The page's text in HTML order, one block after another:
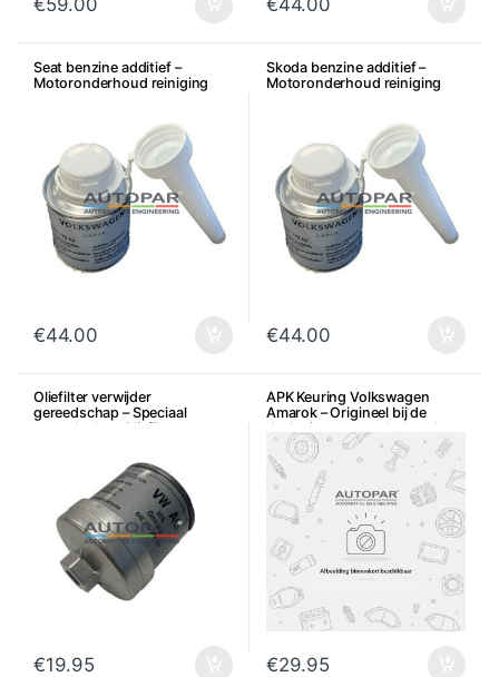
€59.00 €44.00
Seat benzine additief –
Motoronderhoud reiniging
€44.00
Skoda benzine additief –
Motoronderhoud reiniging
€44.00
Oliefilter verwijder
gereedschap – Speciaal
gereedschap Oliefilter
€19.95
APK Keuring Volkswagen
Amarok – Origineel bij de
dealer icm met onderhoud
€29.95